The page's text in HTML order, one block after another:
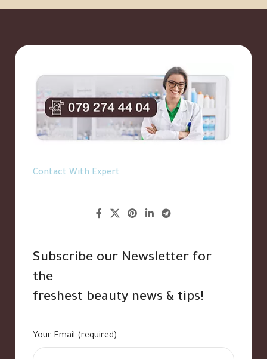
Contact With Expert
Subscribe our Newsletter for
the
freshest beauty news & tips!
Your Email (required)